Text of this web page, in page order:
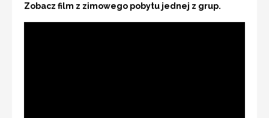
Zobacz film z zimowego pobytu jednej z grup.